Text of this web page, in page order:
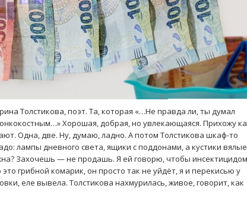
Толстикова, поэт. Та, которая «…Не правда ли, ты думал
Хорошая, добрая, но увлекающаяся. Прихожу
Одна, две. Ну, думаю, ладно. А потом Толстикова шкаф-то
лампы дневного света, ящики с поддонами, а кустики
Захочешь — не продашь. Я ей говорю, чтобы инсектицидом
грибной комарик, он просто так не уйдёт, я и перекисью у
еле вывела. Толстикова нахмурилась, живое, говорит, как